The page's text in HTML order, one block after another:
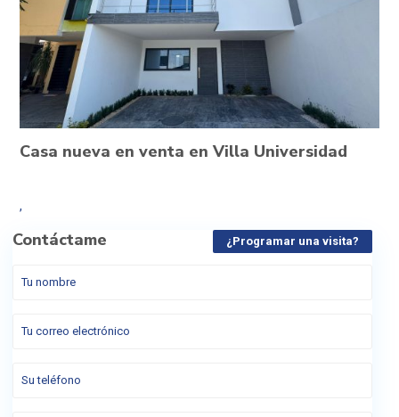
Casa nueva en venta en Villa Universidad
,
Contáctame ¿Programar una visita?